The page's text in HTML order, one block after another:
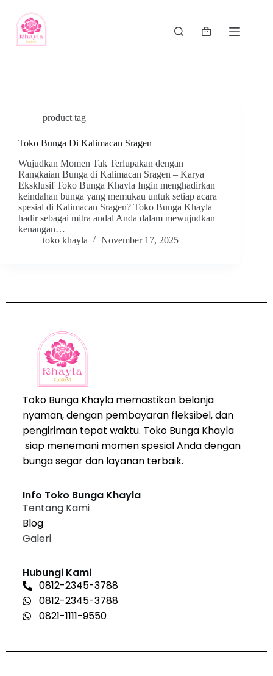
product tag
Toko Bunga Di Kalimacan Sragen
Wujudkan Momen Tak Terlupakan dengan
Rangkaian Bunga di Kalimacan Sragen – Karya
Eksklusif Toko Bunga Khayla Ingin menghadirkan
keindahan bunga yang memukau untuk setiap acara
spesial di Kalimacan Sragen? Toko Bunga Khayla
hadir sebagai mitra andal Anda dalam mewujudkan
kenangan…
toko khayla
November 17, 2025
Toko Bunga Khayla memastikan belanja
nyaman, dengan pembayaran fleksibel, dan
pengiriman tepat waktu. Toko Bunga Khayla
siap menemani momen spesial Anda dengan
bunga segar dan layanan terbaik.
Info Toko Bunga Khayla
Tentang Kami
Blog
Galeri
Hubungi Kami
0812-2345-3788
0812-2345-3788
0821-1111-9550